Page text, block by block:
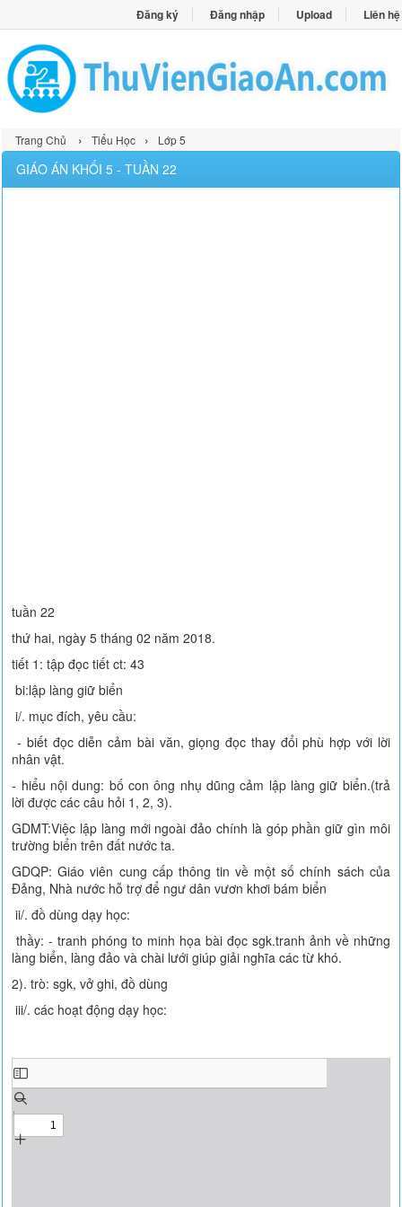
Đăng ký Đăng nhập Upload Liên hệ
Trang Chủ › Tiểu Học › Lớp 5
GIÁO ÁN KHỐI 5 - TUẦN 22
tuần 22
thứ hai, ngày 5 tháng 02 năm 2018.
tiết 1: tập đọc tiết ct: 43
bi:lập làng giữ biển
i/. mục đích, yêu cầu:
- biết đọc diễn cảm bài văn, giọng đọc thay đổi phù hợp với lời
nhân vật.
- hiểu nội dung: bố con ông nhụ dũng cảm lập làng giữ biển.(trả
lời được các câu hỏi 1, 2, 3).
GDMT:Việc lập làng mới ngoài đảo chính là góp phần giữ gìn môi
trường biển trên đất nước ta.
GDQP: Giáo viên cung cấp thông tin về một số chính sách của
Đảng, Nhà nước hỗ trợ để ngư dân vươn khơi bám biển
ii/. đồ dùng dạy học:
thầy: - tranh phóng to minh họa bài đọc sgk.tranh ảnh về những
làng biển, làng đảo và chài lưới giúp giải nghĩa các từ khó.
2). trò: sgk, vở ghi, đồ dùng
iii/. các hoạt động dạy học: